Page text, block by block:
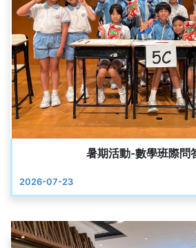
暑期活動-數學班際問
2026-07-23